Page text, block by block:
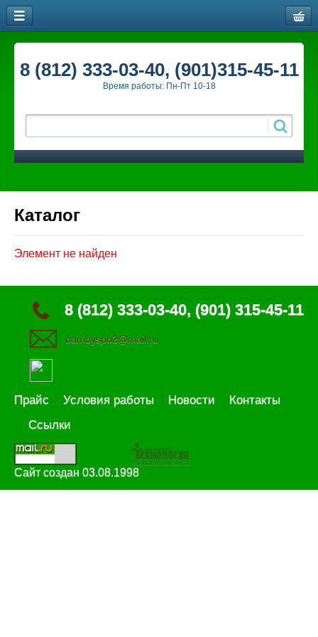
8 (812) 333-03-40, (901)315-45-11
Время работы: Пн-Пт 10-18
Каталог
Элемент не найден
8 (812) 333-03-40, (901) 315-45-11
bambyspb2@mail.ru
Прайс Условия работы Новости
Контакты
Ссылки
Разработка сайта
Сайт создан 03.08.1998